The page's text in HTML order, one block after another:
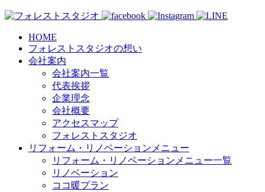
HOME
フォレストスタジオの想い
会社案内
会社案内一覧
代表挨拶
企業理念
会社概要
アクセスマップ
フォレストスタジオ
リフォーム・リノベーションメニュー
リフォーム・リノベーションメニュー一覧
リノベーション
ココ暖プラン